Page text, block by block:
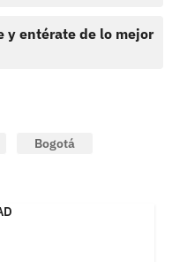
y entérate de lo mejor
Bogotá